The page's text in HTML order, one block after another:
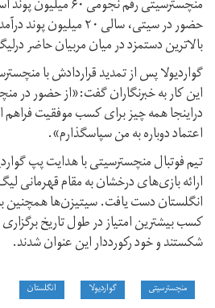
منچسترسیتی رقم
حضور در سیتی، سالی ۲۰
بالاترین دستمزد در میان مربیان حاضر
گواردیولا پس از تمدید قراردادش با
این کار به خبرنگاران گفت:«از حضور در
دراینجا همه چیز برای کسب موفقیت فراهم
اعتماد دوباره به من سپاسگذارم».
تیم فوتبال منچسترسیتی با هدایت پپ
ارائه بازی‌های درخشان به مقام قهرمانی
کسب بیشترین امتیاز در طول تاریخ
شکستند و خود رکورددار این عنوان شدند.
منچسترسیتی گواردیولا انگلستان